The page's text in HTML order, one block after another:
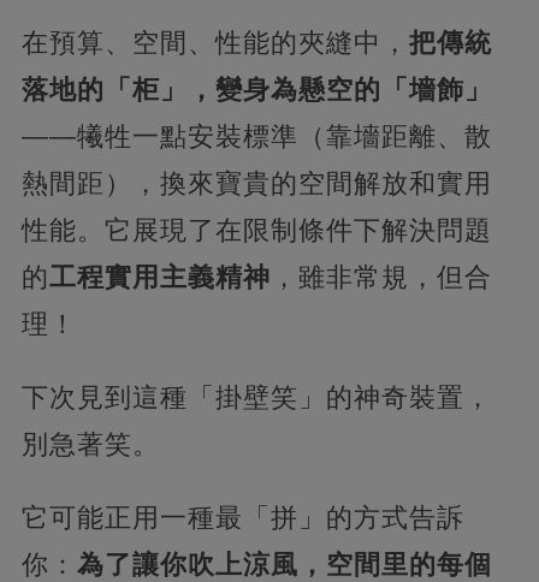
在預算、空間、性能的夾縫中，​ ​把傳統
落地的「柜」，變身為懸空的「墻飾」​
——犧牲一點安裝標準（靠墻距離、散
熱間距），換來寶貴的空間解放和實用
性能。它展現了在限制條件下解決問題
的​​工程實用主義精神​ ​，雖非常規，但合
理！
下次見到這種「掛壁笑」的神奇裝置，
別急著笑。
它可能正用一種最「拼」的方式告訴
你：​ ​為了讓你吹上涼風，空間里的每個